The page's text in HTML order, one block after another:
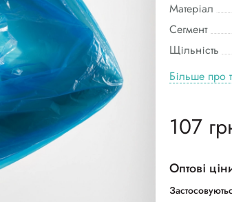
Матеріал
Сегмент
Щільність
Більше про
107
Оптові